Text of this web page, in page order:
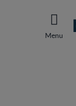
Menu